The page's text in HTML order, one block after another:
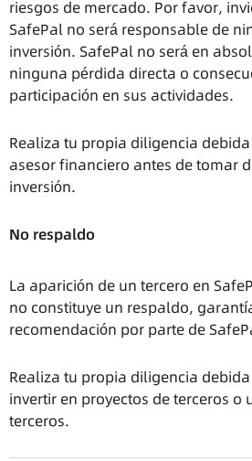
riesgos de mercado. Por favor,
SafePal no será responsable de
inversión. SafePal no será en
ninguna pérdida directa o
participación en sus actividades.
Realiza tu propia diligencia
asesor financiero antes de tomar
inversión.
No respaldo
La aparición de un tercero en
no constituye un respaldo,
recomendación por parte de
Realiza tu propia diligencia
invertir en proyectos de terceros o
terceros.